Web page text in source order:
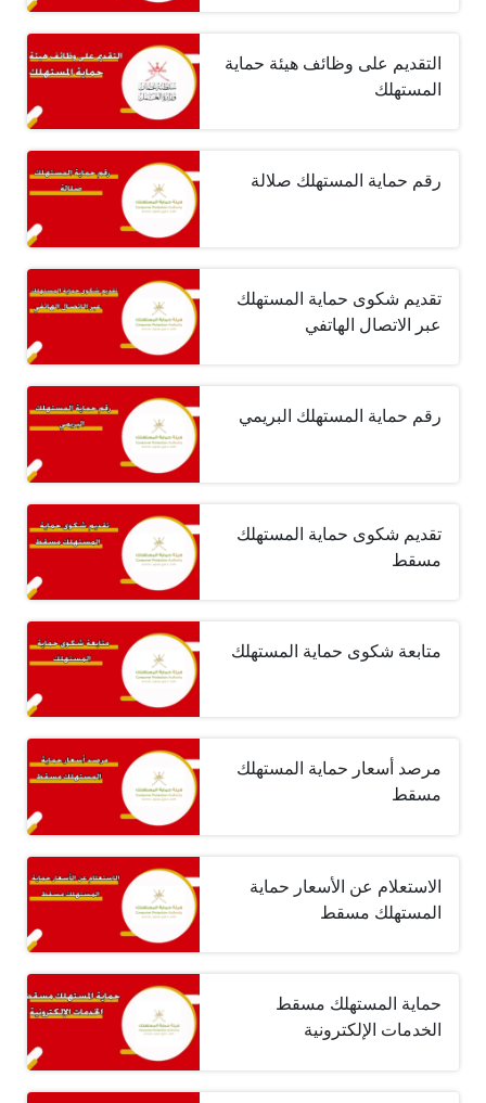
التقديم على وظائف هيئة حماية
المستهلك
رقم حماية المستهلك صلالة
تقديم شكوى حماية المستهلك
عبر الاتصال الهاتفي
رقم حماية المستهلك البريمي
تقديم شكوى حماية المستهلك
مسقط
متابعة شكوى حماية المستهلك
مرصد أسعار حماية المستهلك
مسقط
الاستعلام عن الأسعار حماية
المستهلك مسقط
حماية المستهلك مسقط
الخدمات الإلكترونية